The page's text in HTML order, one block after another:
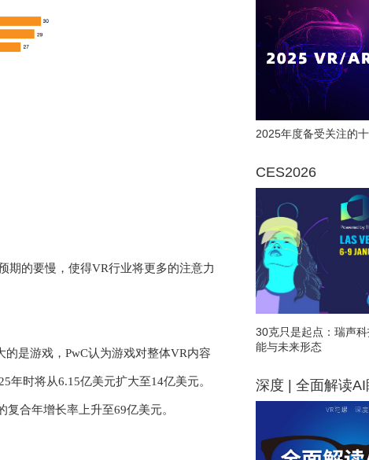
期的要慢，使得VR行业将更多的注意力
是游戏，PwC认为游戏对整体VR内容
时将从6.15亿美元扩大至14亿美元。
合年增长率上升至69亿美元。
2025年度备受关注的
CES2026
30克只是起点：瑞声
能与未来形态
深度 | 全面解读AI